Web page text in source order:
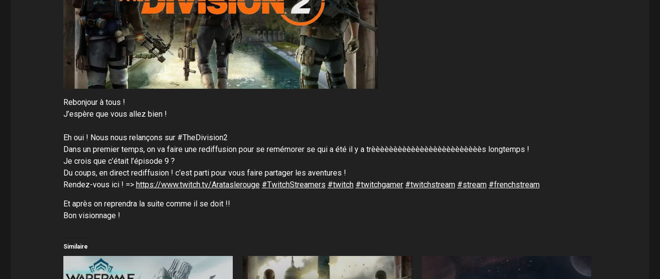
Rebonjour à tous !
J’espère que vous allez bien !
Eh oui ! Nous nous relançons sur #TheDivision2
Dans un premier temps, on va faire une rediffusion pour se remémorer se qui a été il y a trèèèèèèèèèèèèèèèèèèèèèèèèès longtemps !
Je crois que c’était l’épisode 9 ?
Du coups, en direct rediffusion ! c’est parti pour vous faire partager les aventures !
Rendez-vous ici ! => https://www.twitch.tv/Arataslerouge #TwitchStreamers #twitch #twitchgamer #twitchstream #stream #frenchstream
Et après on reprendra la suite comme il se doit !!
Bon visionnage !
Similaire